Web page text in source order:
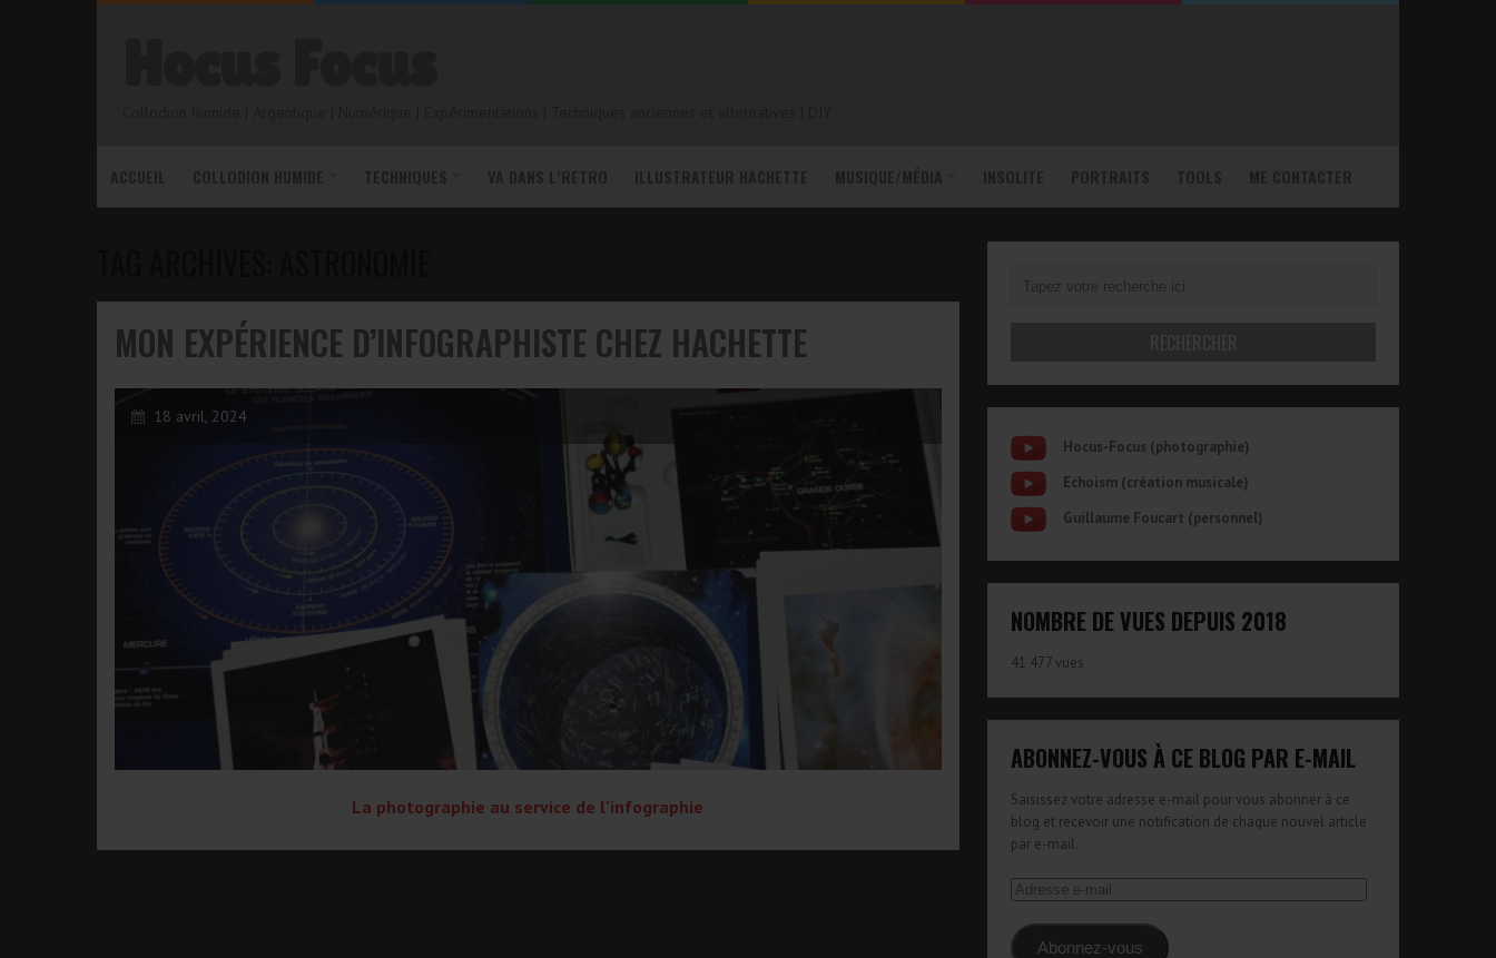
MON EXPÉRIENCE D’INFOGRAPHISTE CHEZ HACHETTE
18 avril, 2024
La photographie au service de l’infographie
Hocus-Focus (photographie)
Echoism (création musicale)
Guillaume Foucart (personnel)
NOMBRE DE VUES DEPUIS 2018
41 477 vues
ABONNEZ-VOUS À CE BLOG PAR E-MAIL
Saisissez votre adresse e-mail pour vous abonner à ce
blog et recevoir une notification de chaque nouvel article
par e-mail.
Adresse
mail
Abonnez-vous